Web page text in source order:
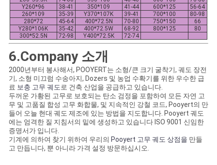
Y260*96
38-41 350*109 41-44 600*125
56-64
260*109
35-39 Y370*107K 39-41 700*100
80-98
280*72
45-64 400*72.5N 70-80 750*150
66
Y280*106K
35-42 400*72.5W 68-92 800*125
80
300*52.5N
72-98 Y400*72.5K 72-74
6.Company 소개
2000년부터 봉사해서, POOYERT는 소형/큰 크기 굴착기, 궤도 장전
기, 소형 미끄럼 수송아지, Dozers 및 농업 수확기를 위한 우수한 급
료 보충 고무 궤도 로 건축 산업을 공급하고 있습니다.
두꺼운 가황된 고무로 보호되는 탄소 검정을 포함하여 모든 자연 고
무 및 고품질 합성 고무 화합물, 및 지속적인 강철 코드, Pooyert의 만
들어 오늘 현대 궤도 제조에 있는 방법을 지도합니다. Pooyert 궤도
에는 엄격한 질 지침서의 밑에 생성하고 있습니다 ISO 9001 신임한
증명서가 입니다.
기계에 의하여 찾기 위하여 우리의 Pooyert 고무 궤도 상점을 만들
고 만듭니다, 뿐 아니라 가격 설정 방문하십시오.